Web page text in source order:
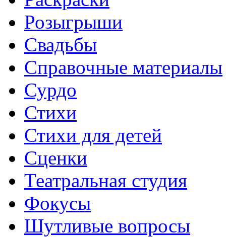
Розыгрыши
Свадьбы
Справочные материалы
Сурдо
Стихи
Стихи для детей
Сценки
Театральная студия
Фокусы
Шутливые вопросы